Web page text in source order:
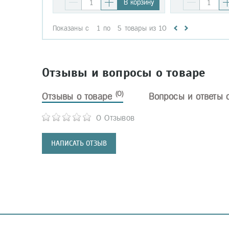
В корзину
Показаны с 1 по 5 товары из 10
Отзывы и вопросы о товаре
Отзывы о товаре (0)
0 Отзывов
НАПИСАТЬ ОТЗЫВ
Вопросы и ответы